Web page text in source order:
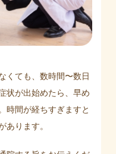
くても、数時間〜数日
状が出始めたら、早め
時間が経ちすぎますと
あります。